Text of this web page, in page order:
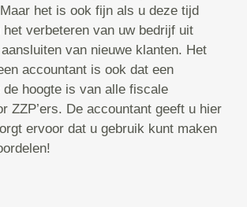
het is ook fijn als u deze tijd
verbeteren van uw bedrijf uit
van nieuwe klanten. Het
accountant is ook dat een
de hoogte is van alle fiscale
ZZP’ers. De accountant geeft u hier
ervoor dat u gebruik kunt maken